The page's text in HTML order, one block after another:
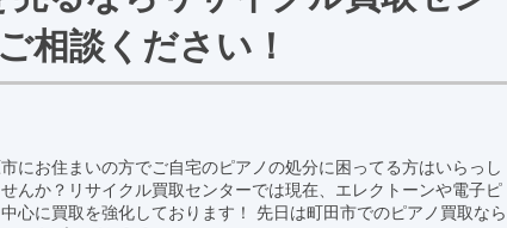
相談ください！
にお住まいの方でご自宅のピアノの処分に困ってる方はいらっし
んか？リサイクル買取センターでは現在、エレクトーンや電子ピ
心に買取を強化しております！ 先日は町田市でのピアノ買取なら